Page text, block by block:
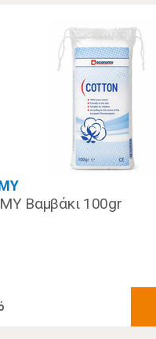
Βαμβάκι 100gr